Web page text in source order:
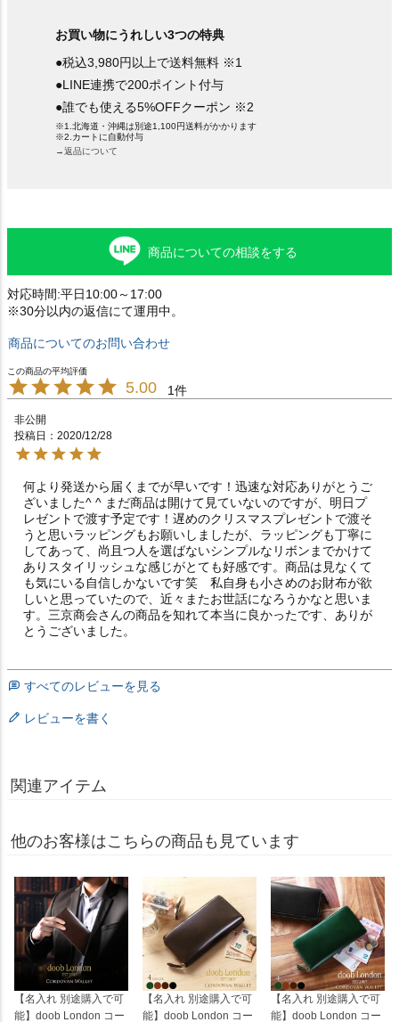
お買い物にうれしい3つの特典
●税込3,980円以上で送料無料 ※1
●LINE連携で200ポイント付与
●誰でも使える5%OFFクーポン ※2
※1.北海道・沖縄は別途1,100円送料がかかります
※2.カートに自動付与
→返品について
商品についての相談をする
対応時間:平日10:00～17:00
※30分以内の返信にて運用中。
商品についてのお問い合わせ
5.00 1
非公開
投稿日
2020/12/28
何より発送から届くまでが早いです！迅速な対応ありがとうご
ざいました^ ^ まだ商品は開けて見ていないのですが、明日プ
レゼントで渡す予定です！遅めのクリスマスプレゼントで渡そ
うと思いラッピングもお願いしましたが、ラッピングも丁寧に
してあって、尚且つ人を選ばないシンプルなリボンまでかけて
ありスタイリッシュな感じがとても好感です。商品は見なくて
も気にいる自信しかないです笑　私自身も小さめのお財布が欲
しいと思っていたので、近々またお世話になろうかなと思いま
す。三京商会さんの商品を知れて本当に良かったです、ありが
とうございました。
すべてのレビューを見る
レビューを書く
関連アイテム
他のお客様はこちらの商品も見ています
【名入れ 別途購入で可
能】doob London コー
【名入れ 別途購入で可
能】doob London コー
【名入れ 別途購入で可
能】doob London コー